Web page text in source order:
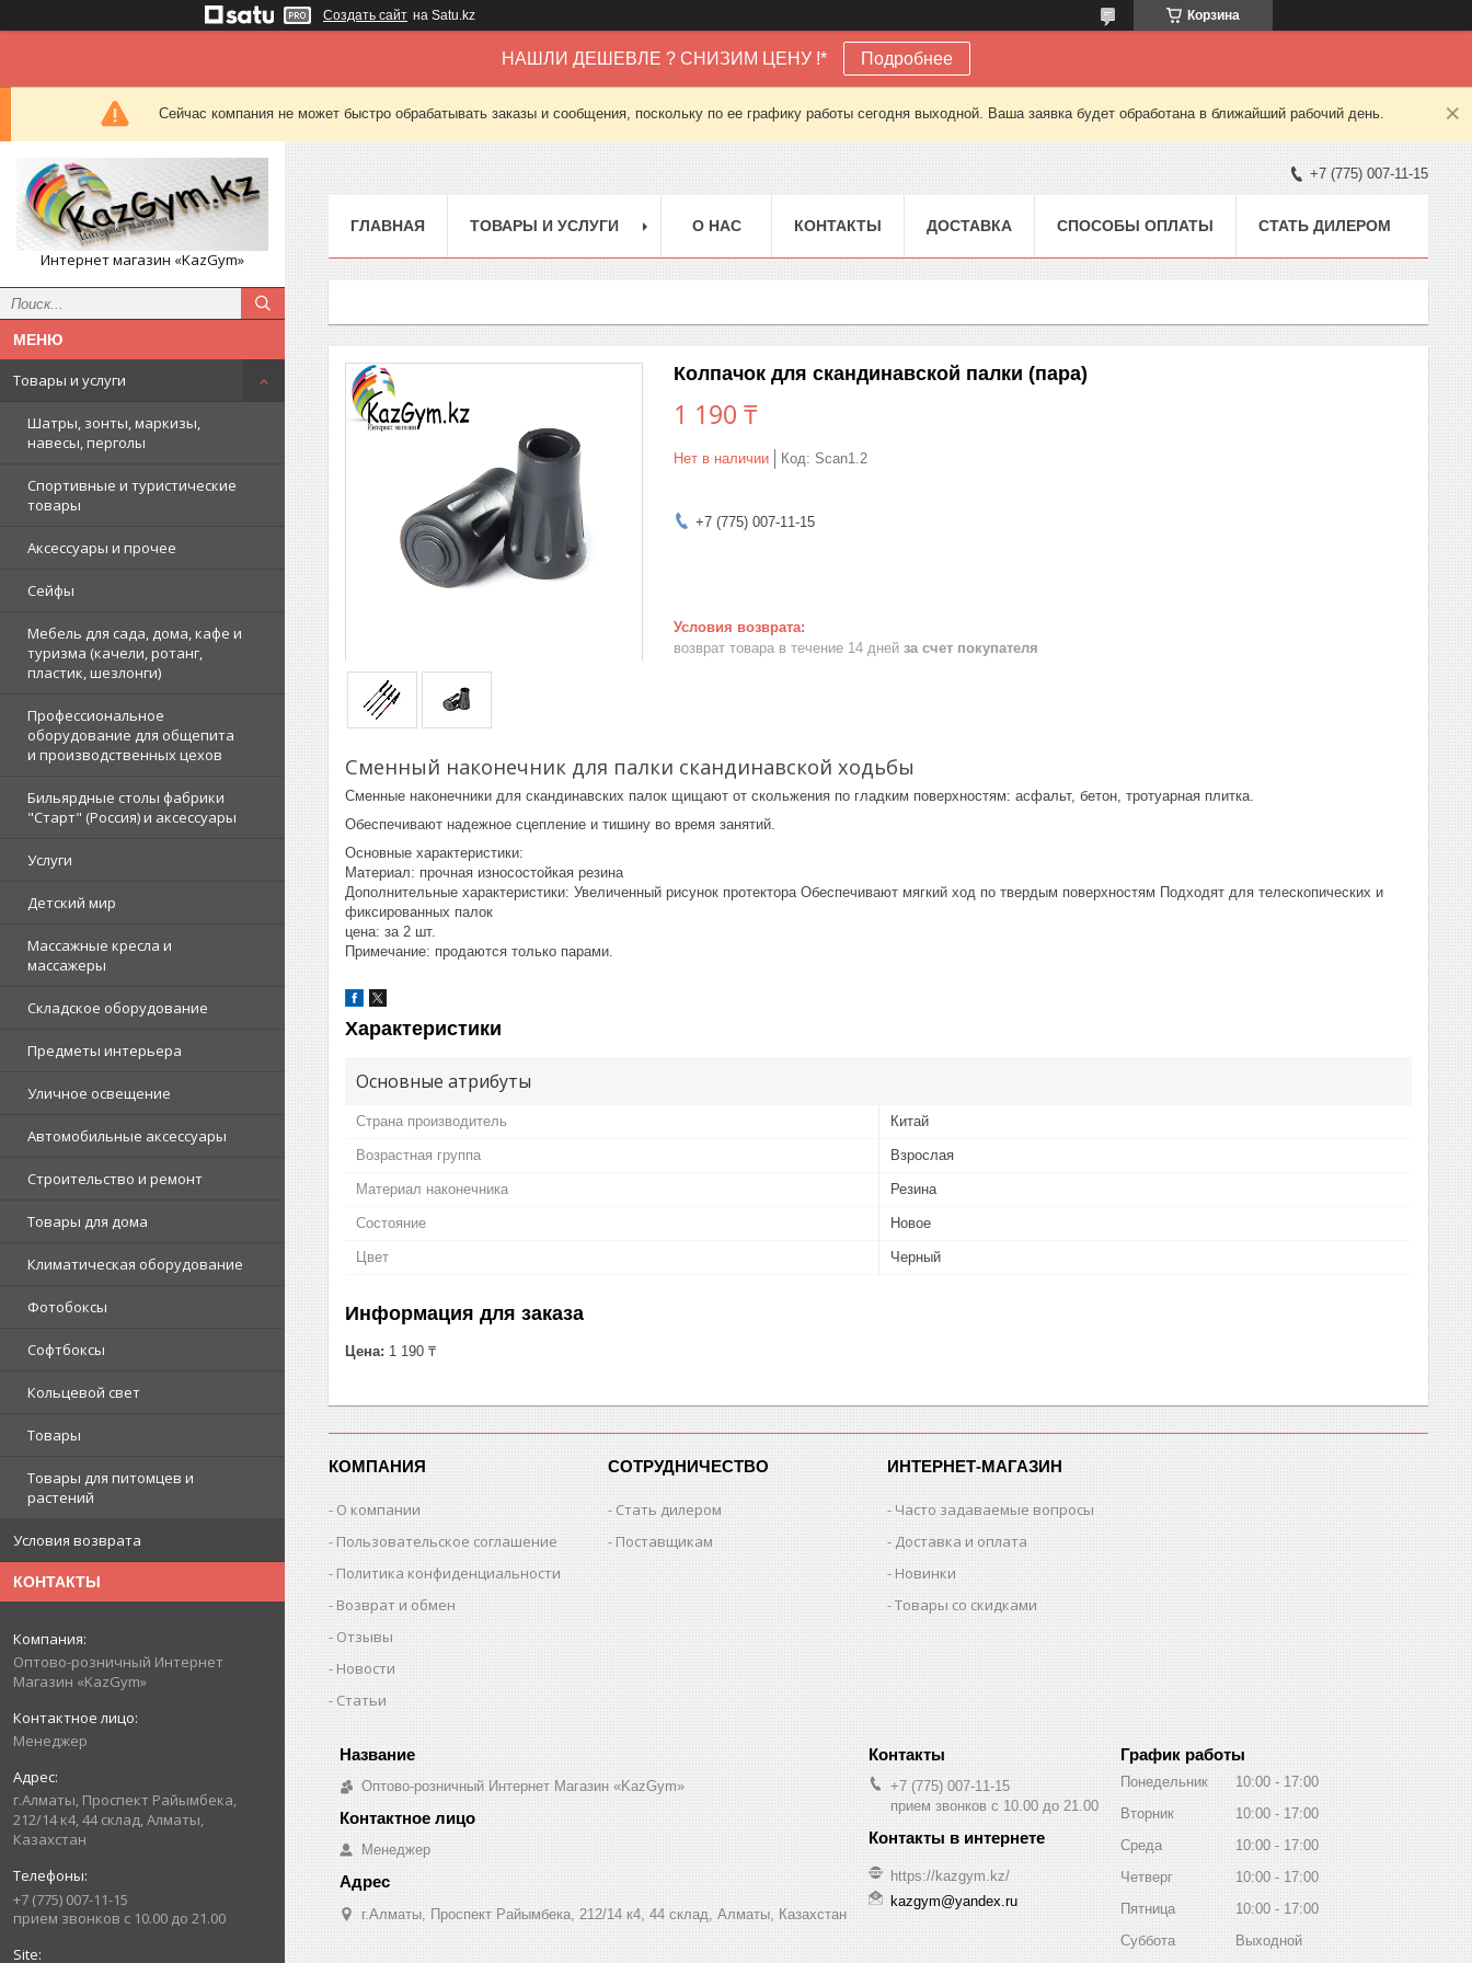
Создать сайт на Satu.kz Корзина
НАШЛИ ДЕШЕВЛЕ ? СНИЗИМ ЦЕНУ !* Подробнее
Сейчас компания не может быстро обрабатывать заказы и сообщения, поскольку по ее графику работы сегодня выходной. Ваша заявка будет обработана в ближайший рабочий день.
Интернет магазин «KazGym»
Товары и услуги
Шатры, зонты, маркизы,
навесы, перголы
Спортивные и туристические
товары
Аксессуары и прочее
Сейфы
Мебель для сада, дома, кафе и
туризма (качели, ротанг,
пластик, шезлонги)
Профессиональное
оборудование для общепита
и производственных цехов
Бильярдные столы фабрики
"Cтарт" (Россия) и аксессуары
Услуги
Детский мир
Массажные кресла и
массажеры
Складское оборудование
Предметы интерьера
Уличное освещение
Автомобильные аксессуары
Строительство и ремонт
Товары для дома
Климатическая оборудование
Фотобоксы
Софтбоксы
Кольцевой свет
Товары
Товары для питомцев и
растений
Условия возврата
КОНТАКТЫ
Оптово-розничный Интернет
Магазин «KazGym»
Менеджер
г.Алматы, Проспект Райымбека,
212/14 к4, 44 склад, Алматы,
Казахстан
+7 (775) 007-11-15
прием звонков с 10.00 до 21.00
+7 (775) 007-11-15
ГЛАВНАЯ ТОВАРЫ И УСЛУГИ О НАС КОНТАКТЫ ДОСТАВКА СПОСОБЫ ОПЛАТЫ СТАТЬ ДИЛЕРОМ
Колпачок для скандинавской палки (пара)
1 190 ₸
Нет в наличии Код: Scan1.2
+7 (775) 007-11-15
возврат товара в течение 14 дней за счет покупателя
Сменный наконечник для палки скандинавской ходьбы
Сменные наконечники для скандинавских палок щищают от скольжения по гладким поверхностям: асфальт, бетон, тротуарная плитка.
Обеспечивают надежное сцепление и тишину во время занятий.
Основные характеристики:
Материал: прочная износостойкая резина
Дополнительные характеристики: Увеличенный рисунок протектора Обеспечивают мягкий ход по твердым поверхностям Подходят для телескопических и
фиксированных палок
цена: за 2 шт.
Примечание: продаются только парами.
Характеристики
Основные атрибуты
Страна производитель Китай
Возрастная группа Взрослая
Материал наконечника Резина
Состояние Новое
Цвет Черный
Информация для заказа
Цена: 1 190 ₸
КОМПАНИЯ
О компании
Пользовательское соглашение
Политика конфиденциальности
Возврат и обмен
Отзывы
Новости
Статьи
СОТРУДНИЧЕСТВО
Стать дилером
Поставщикам
ИНТЕРНЕТ-МАГАЗИН
Часто задаваемые вопросы
Доставка и оплата
Новинки
Товары со скидками
Оптово-розничный Интернет Магазин «KazGym»
Менеджер
г.Алматы, Проспект Райымбека, 212/14 к4, 44 склад, Алматы, Казахстан
+7 (775) 007-11-15
прием звонков с 10.00 до 21.00
https://kazgym.kz/
kazgym@yandex.ru
График работы
Понедельник 10:00
17:00
Вторник
10:00
17:00
Среда
10:00
17:00
Четверг
10:00
17:00
Пятница
10:00
17:00
Суббота
Выходной